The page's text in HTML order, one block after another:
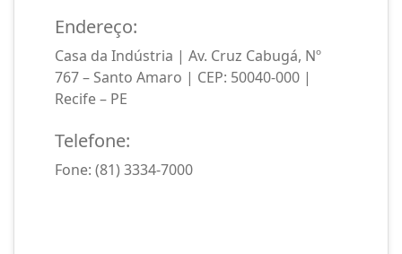
Endereço:
Casa da Indústria | Av. Cruz Cabugá, Nº
767 – Santo Amaro | CEP: 50040-000 |
Recife – PE
Telefone:
Fone: (81) 3334-7000